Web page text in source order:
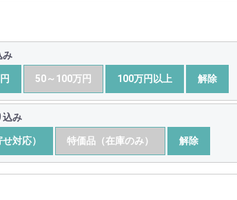
み
50～100万円 100万円以上 解除
込み
対応） 特価品（在庫のみ） 解除